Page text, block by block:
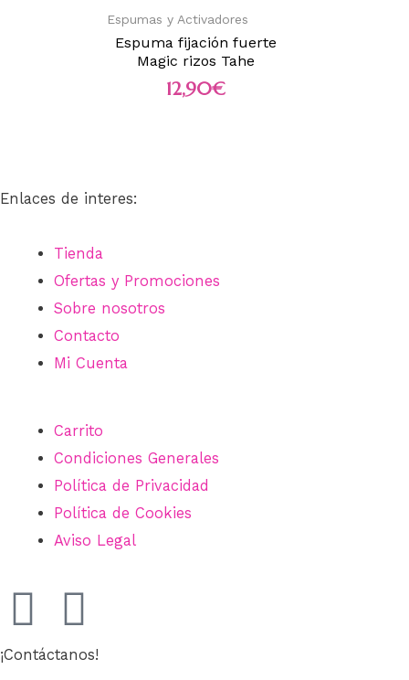
Espumas y Activadores
Espuma fijación fuerte
Magic rizos Tahe
12,90€
¡Contáctanos!
Enlaces de interes:
Tienda
Ofertas y Promociones
Sobre nosotros
Contacto
Mi Cuenta
Carrito
Condiciones Generales
Política de Privacidad
Política de Cookies
Aviso Legal